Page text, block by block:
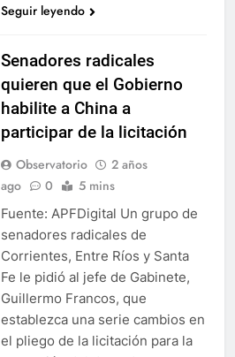
Seguir leyendo
Senadores radicales
quieren que el Gobierno
habilite a China a
participar de la licitación
Observatorio
2 años
ago
0 5 mins
Fuente: APFDigital Un grupo de
senadores radicales de
Corrientes, Entre Ríos y Santa
Fe le pidió al jefe de Gabinete,
Guillermo Francos, que
establezca una serie cambios en
el pliego de la licitación para la